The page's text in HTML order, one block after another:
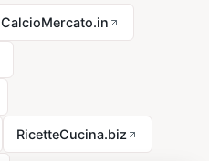
CalcioMercato.in
RicetteCucina.biz